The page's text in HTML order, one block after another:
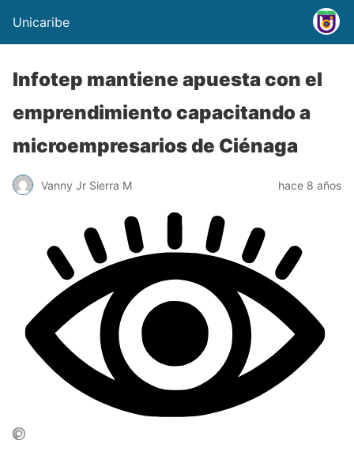
Unicaribe
Infotep mantiene apuesta con el
emprendimiento capacitando a
microempresarios de Ciénaga
Vanny Jr Sierra M hace 8 años